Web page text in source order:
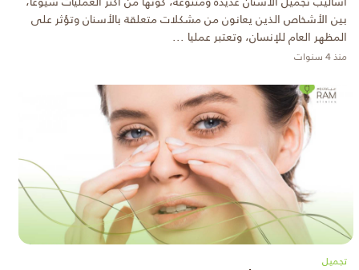
بين الأشخاص الذين يعانون من مشكلات متعلقة بالأسنان وتؤثر على
المظهر العام للإنسان، وتعتبر عمليا ...
منذ 4 سنوات
تجميل